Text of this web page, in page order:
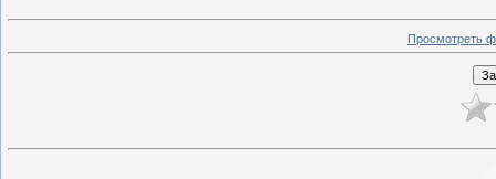
Просмотреть